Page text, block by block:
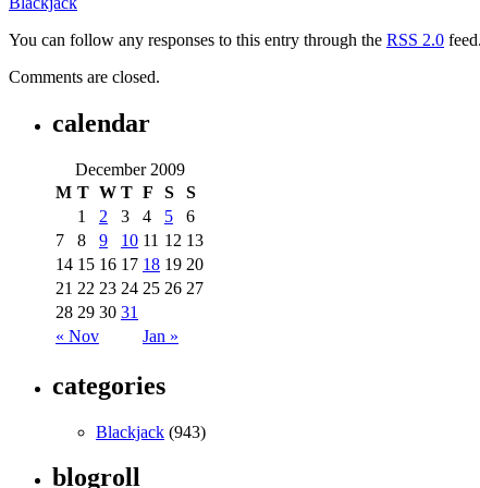
You can follow any responses to this entry through the RSS 2.0
Comments are closed.
calendar
December 2009
M T W T F S S
« Nov Jan »
1 2 3 4 5
6
7
8 9 10 11 12 13
14 15 16 17 18 19 20
21 22 23 24 25 26 27
28 29 30 31
categories
Blackjack (943)
blogroll